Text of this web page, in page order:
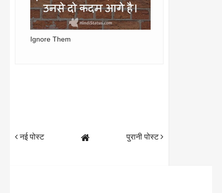
Ignore Them
नई पोस्ट पुरानी पोस्ट